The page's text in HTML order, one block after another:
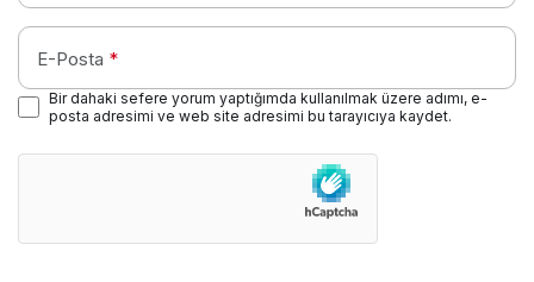
E-Posta *
Bir dahaki sefere yorum yaptığımda kullanılmak üzere adımı, e-
posta adresimi ve web site adresimi bu tarayıcıya kaydet.